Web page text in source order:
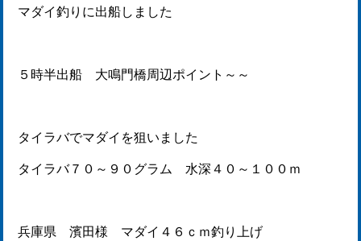
マダイ釣りに出船しました
５時半出船 大鳴門橋周辺ポイント～～
タイラバでマダイを狙いました
タイラバ７０～９０グラム 水深４０～１００ｍ
兵庫県 濱田様 マダイ４６ｃｍ釣り上げ